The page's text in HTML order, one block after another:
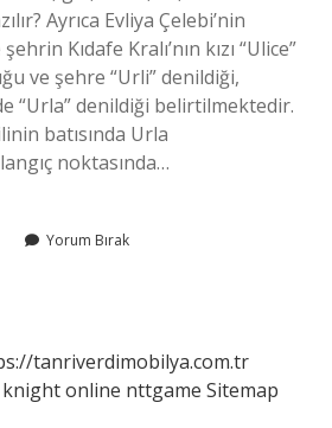
Ayrıca Evliya Çelebi’nin
Kıdafe Kralı’nın kızı “Ulice”
ve şehre “Urli” denildiği,
“Urla” denildiği belirtilmektedir.
batısında Urla
​​noktasında…
Yorum Bırak
tanriverdimobilya.com.tr
knight online nttgame Sitemap